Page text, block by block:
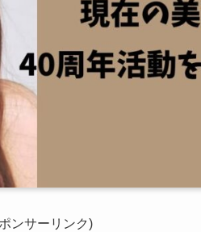
ンサーリンク)